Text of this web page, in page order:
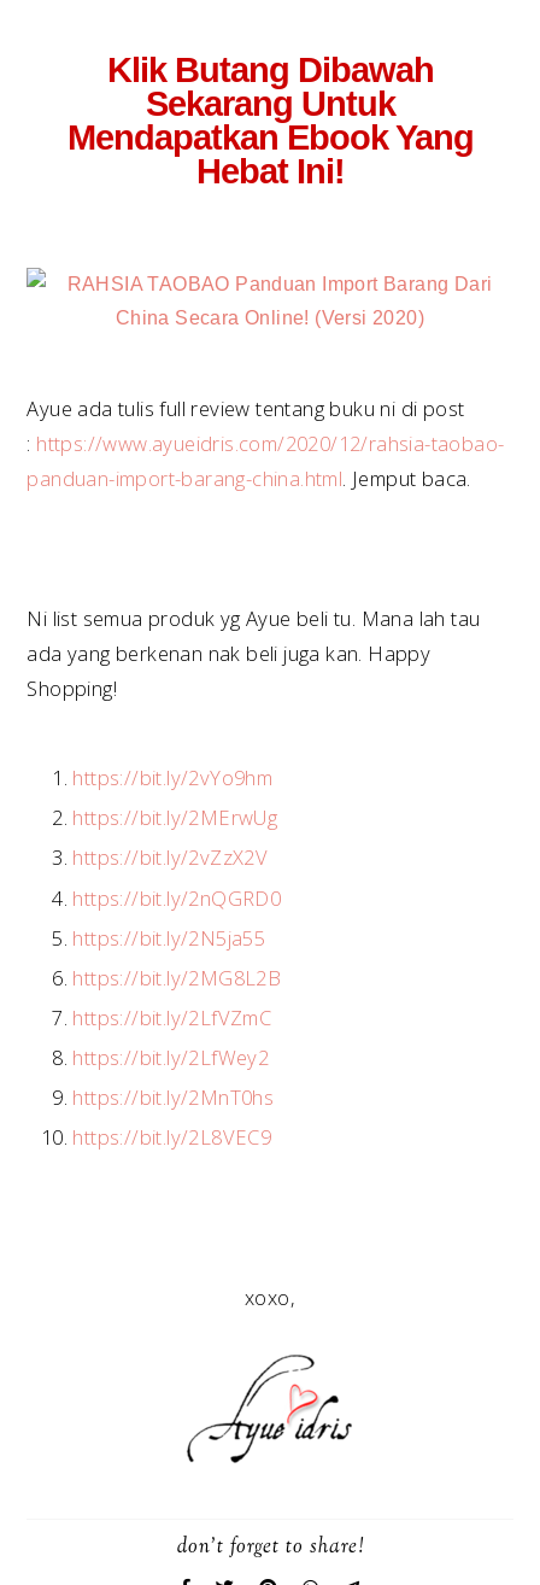
Klik Butang Dibawah
Sekarang Untuk
Mendapatkan Ebook Yang
Hebat Ini!
Ayue ada tulis full review tentang buku ni di post
: https://www.ayueidris.com/2020/12/rahsia-taobao-
panduan-import-barang-china.html. Jemput baca.
Ni list semua produk yg Ayue beli tu. Mana lah tau
ada yang berkenan nak beli juga kan. Happy
Shopping!
https://bit.ly/2vYo9hm
https://bit.ly/2MErwUg
https://bit.ly/2vZzX2V
https://bit.ly/2nQGRD0
https://bit.ly/2N5ja55
https://bit.ly/2MG8L2B
https://bit.ly/2LfVZmC
https://bit.ly/2LfWey2
https://bit.ly/2MnT0hs
https://bit.ly/2L8VEC9
xoxo,
don't forget to share!